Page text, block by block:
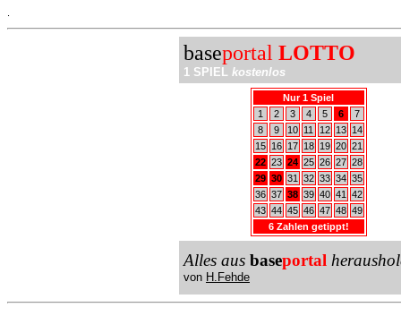
baseportal LOTTO
1 SPIEL kostenlos
Nur 1 Spiel
1
2 3 4 5 6
7
8
9 10 11 12 13
14
15
16 17 18 19 20 21
22 23 24 25 26 27 28
29 30 31 32 33 34 35
36 37 38 39 40 41
42
43 44 45 46 47 48 49
6 Zahlen getippt!
Alles aus baseportal
von H.Fehde